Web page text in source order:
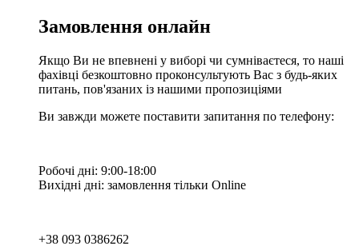
Замовлення онлайн
Якщо Ви не впевнені у виборі чи сумніваєтеся, то наші
фахівці безкоштовно проконсультують Вас з будь-яких
питань, пов'язаних із нашими пропозиціями
Ви завжди можете поставити запитання по телефону:
Робочі дні: 9:00-18:00
Вихідні дні: замовлення тільки Online
+38 093 0386262